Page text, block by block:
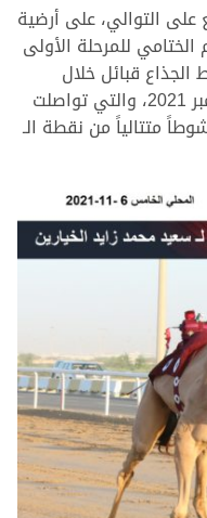
على التوالي، على أرضية
للمرحلة الأولى
قبائل خلال
الفترة الصباحية اليوم السبت 6 نوفمبر 2021، والتي تواصلت
التحديات القوية على مدار 21 شوطاً متتالياً من نقطة الـ